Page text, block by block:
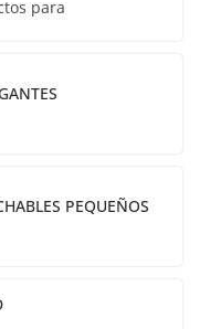
para
PEQUEÑOS